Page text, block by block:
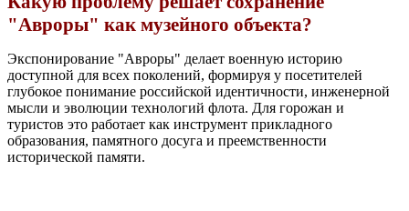
"Авроры" как музейного объекта?
Экспонирование "Авроры" делает военную историю
доступной для всех поколений, формируя у посетителей
глубокое понимание российской идентичности, инженерной
мысли и эволюции технологий флота. Для горожан и
туристов это работает как инструмент прикладного
образования, памятного досуга и преемственности
исторической памяти.